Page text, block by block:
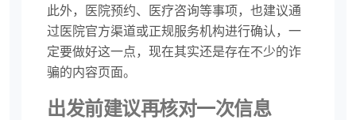
此外，医院预约、医疗咨询等事项，也建议通
过医院官方渠道或正规服务机构进行确认，一
定要做好这一点，现在其实还是存在不少的诈
骗的内容页面。
出发前建议再核对一次信息